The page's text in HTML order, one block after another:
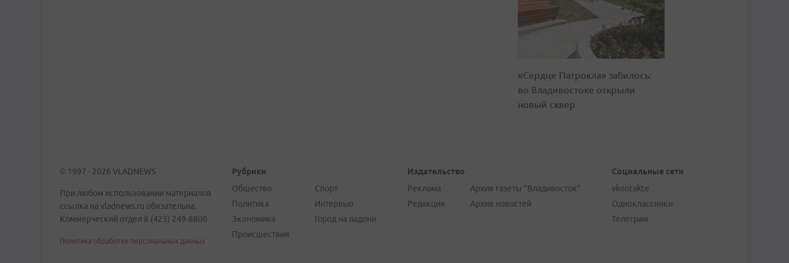
«Сердце Патрокла» забилось:
во Владивостоке открыли
новый сквер
© 1997 - 2026 VLADNEWS
При любом использовании материалов
ссылка на vladnews.ru обязательна.
Коммерческий отдел 8 (423) 249-8800
Политика обработки персональных данных
Рубрики
Общество
Политика
Экономика
Происшествия
Спорт
Интервью
Город на ладони
Издательство
Реклама
Редакция
Архив газеты "Владивосток"
Архив новостей
Социальные сети
vkontakte
Одноклассники
Телеграм